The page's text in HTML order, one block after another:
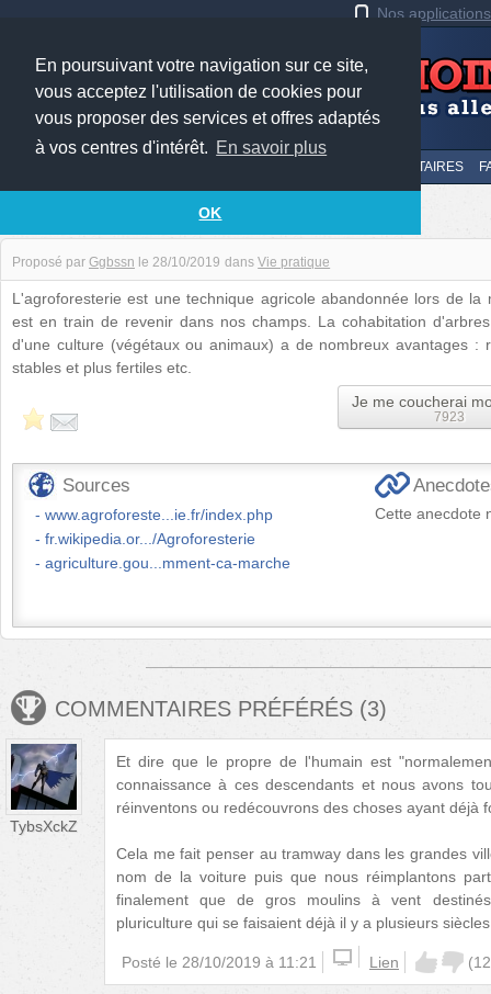
En poursuivant votre navigation sur ce site,
vous acceptez l'utilisation de cookies pour
vous proposer des services et offres adaptés
à vos centres d'intérêt. En savoir plus
OK
Nos
SUIVI DES COMMENTAIRES
Faire cohabiter arbres et cultures
Proposé par Ggbssn le 28/10/2019 dans Vie pratique
L'agroforesterie est une technique agricole abandonnée lors de la
est en train de revenir dans nos champs. La cohabitation
d'une culture (végétaux ou animaux) a de nombreux avantages :
stables et plus fertiles etc.
Je me coucherai
7923
Sources
www.agroforeste...ie.fr/index.php
fr.wikipedia.or.../Agroforesterie
agriculture.gou...mment-ca-marche
Cette anecdote
COMMENTAIRES PRÉFÉRÉS (3)
TybsXckZ
Et dire que le propre de l'humain est
connaissance à ces descendants et nous avons
réinventons ou redécouvrons des choses ayant déjà
Cela me fait penser au tramway dans les grandes
nom de la voiture puis que nous réimplantons
finalement que de gros moulins à vent
pluriculture qui se faisaient déjà il y a plusieurs
Posté le 28/10/2019 à 11:21 Lien (